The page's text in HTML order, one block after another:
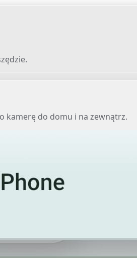
kamerę do domu i na zewnątrz.